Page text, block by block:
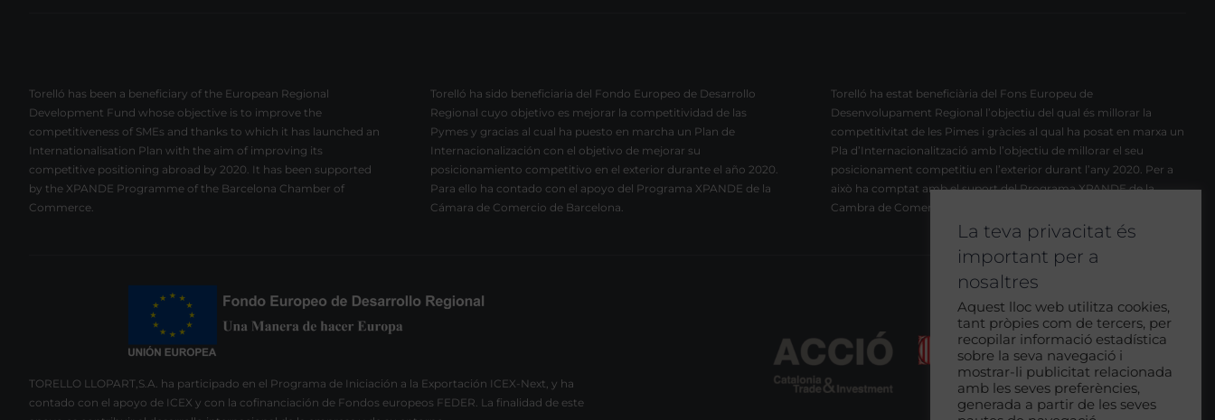
Torelló has been a beneficiary of the European Regional
Development Fund whose objective is to improve the
competitiveness of SMEs and thanks to which it has launched an
Internationalisation Plan with the aim of improving its
competitive positioning abroad by 2020. It has been supported
by the XPANDE Programme of the Barcelona Chamber of
Commerce.
Torelló ha sido beneficiaria del Fondo Europeo de Desarrollo
Regional cuyo objetivo es mejorar la competitividad de las
Pymes y gracias al cual ha puesto en marcha un Plan de
Internacionalización con el objetivo de mejorar su
posicionamiento competitivo en el exterior durante el año 2020.
Para ello ha contado con el apoyo del Programa XPANDE de la
Cámara de Comercio de Barcelona.
Torelló ha estat beneficiària del Fons Europeu de
Desenvolupament Regional l’objectiu del qual és millorar la
competitivitat de les Pimes i gràcies al qual ha posat en marxa un
Pla d’Internacionalització amb l’objectiu de millorar el seu
posicionament competitiu en l’exterior durant l’any 2020. Per a
això ha comptat amb el suport del Programa XPANDE de la
Cambra de Comerç de Barcelona.
TORELLO LLOPART,S.A. ha participado en el Programa de Iniciación a la Exportación ICEX-Next, y ha
contado con el apoyo de ICEX y con la cofinanciación de Fondos europeos FEDER. La finalidad de este
La teva privacitat és
important per a
nosaltres
Aquest lloc web utilitza cookies,
tant pròpies com de tercers, per
recopilar informació estadística
sobre la seva navegació i
mostrar-li publicitat relacionada
amb les seves preferències,
generada a partir de les seves